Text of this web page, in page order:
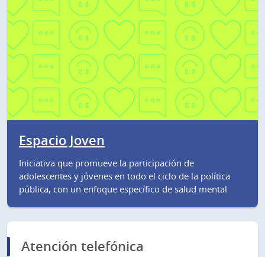
Espacio Joven
Iniciativa que promueve la participación de
adolescentes y jóvenes en todo el ciclo de la política
pública, con un enfoque específico de salud mental
Atención telefónica